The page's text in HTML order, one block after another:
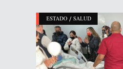
ESTADO / SALUD